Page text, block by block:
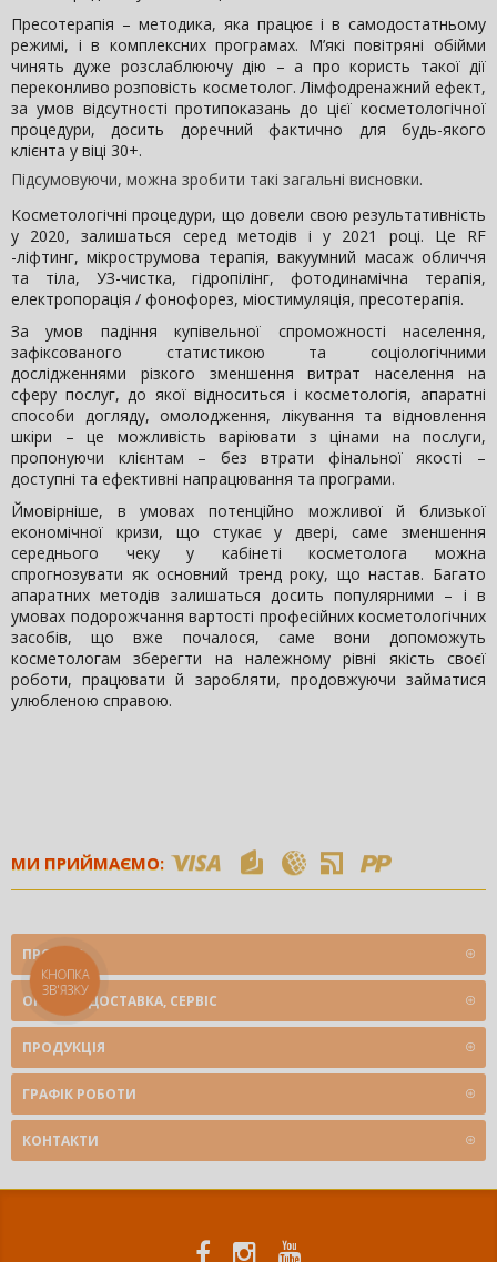
Пресотерапія – методика, яка працює і в самодостатньому
режимі, і в комплексних програмах. М’які повітряні обійми
чинять дуже розслаблюючу дію – а про користь такої дії
переконливо розповість косметолог. Лімфодренажний ефект,
за умов відсутності протипоказань до цієї косметологічної
процедури, досить доречний фактично для будь-якого
клієнта у віці 30+.
Підсумовуючи, можна зробити такі загальні висновки.
Косметологічні процедури, що довели свою результативність
у 2020, залишаться серед методів і у 2021 році. Це RF
-ліфтинг, мікрострумова терапія, вакуумний масаж обличчя
та тіла, УЗ-чистка, гідропілінг, фотодинамічна терапія,
електропорація / фонофорез, міостимуляція, пресотерапія.
За умов падіння купівельної спроможності населення,
зафіксованого статистикою та соціологічними
дослідженнями різкого зменшення витрат населення на
сферу послуг, до якої відноситься і косметологія, апаратні
способи догляду, омолодження, лікування та відновлення
шкіри – це можливість варіювати з цінами на послуги,
пропонуючи клієнтам – без втрати фінальної якості –
доступні та ефективні напрацювання та програми.
Ймовірніше, в умовах потенційно можливої й близької
економічної кризи, що стукає у двері, саме зменшення
середнього чеку у кабінеті косметолога можна
спрогнозувати як основний тренд року, що настав. Багато
апаратних методів залишаться досить популярними – і в
умовах подорожчання вартості професійних косметологічних
засобів, що вже почалося, саме вони допоможуть
косметологам зберегти на належному рівні якість своєї
роботи, працювати й заробляти, продовжуючи займатися
улюбленою справою.
МИ ПРИЙМАЄМО:
ПРО НАС
ОПЛАТА, ДОСТАВКА, СЕРВІС
ПРОДУКЦІЯ
ГРАФІК РОБОТИ
КОНТАКТИ
КНОПКА
ЗВ'ЯЗКУ